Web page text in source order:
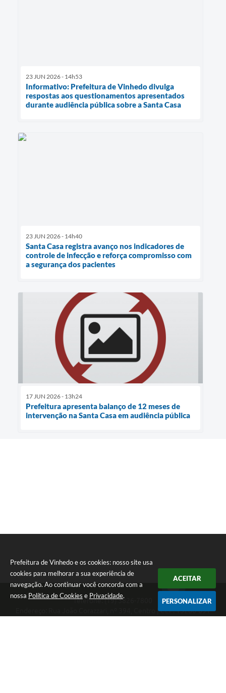
Prefeitura de Vinhedo e os cookies: nosso site usa
cookies para melhorar a sua experiência de
navegação. Ao continuar você concorda com a
nossa Política de Cookies e Privacidade.
ACEITAR
PERSONALIZAR
23 JUN 2026 - 14h53
Informativo: Prefeitura de Vinhedo divulga
respostas aos questionamentos apresentados
durante audiência pública sobre a Santa Casa
23 JUN 2026 - 14h40
Santa Casa registra avanço nos indicadores de
controle de infecção e reforça compromisso com
a segurança dos pacientes
17 JUN 2026 - 13h24
Prefeitura apresenta balanço de 12 meses de
intervenção na Santa Casa em audiência pública
Telefone: (19) 3826-7800
Endereço: Rua João Corazzari, nº 394, Centro | CEP: 13280-091